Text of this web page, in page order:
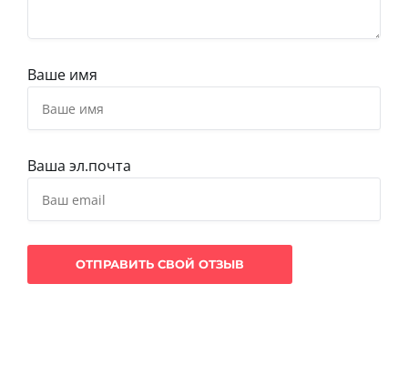
Ваше имя
Ваша эл.почта